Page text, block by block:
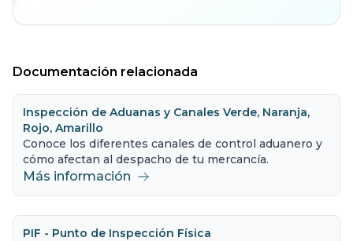
Documentación relacionada
Inspección de Aduanas y Canales Verde, Naranja,
Rojo, Amarillo
Conoce los diferentes canales de control aduanero y
cómo afectan al despacho de tu mercancía.
Más información
PIF - Punto de Inspección Física